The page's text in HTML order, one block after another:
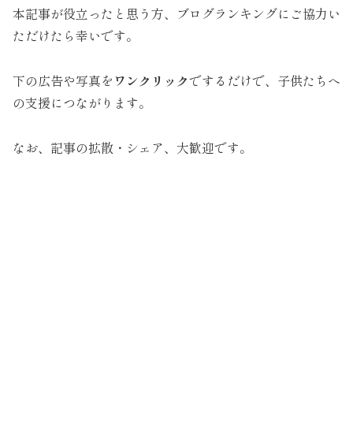
本記事が役立ったと思う方、ブログランキングにご協力い
ただけたら幸いです。
下の広告や写真をワンクリックでするだけで、子供たちへ
の支援につながります。
なお、記事の拡散・シェア、大歓迎です。